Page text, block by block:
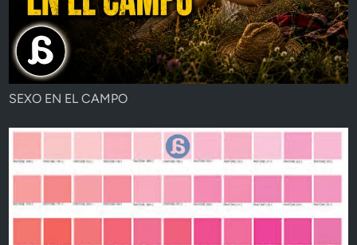
SEXO EN EL CAMPO